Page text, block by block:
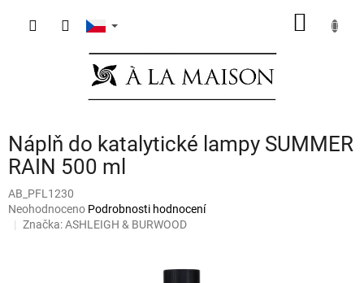
Náplň do katalytické lampy SUMMER
RAIN 500 ml
AB_PFL1230
Průměrné
hodnocení
Neohodnoceno Podrobnosti hodnocení
Značka:ASHLEIGH & BURWOOD